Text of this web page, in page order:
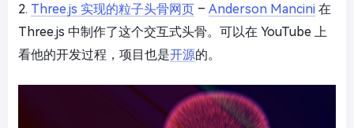
2. Three.js 实现的粒子头骨网页 – Anderson Mancini 在
Three.js 中制作了这个交互式头骨。可以在 YouTube 上
看他的开发过程，项目也是开源的。